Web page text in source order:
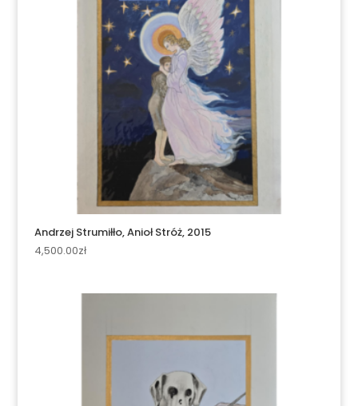
Andrzej Strumiłło, Anioł Stróż, 2015
4,500.00zł